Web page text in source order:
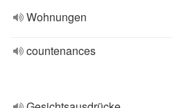
Wohnungen
countenances